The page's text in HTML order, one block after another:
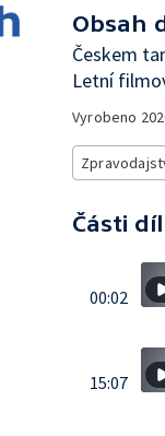
Obsah
Českem
Letní
Vyrobeno
Části
00:02
15:07